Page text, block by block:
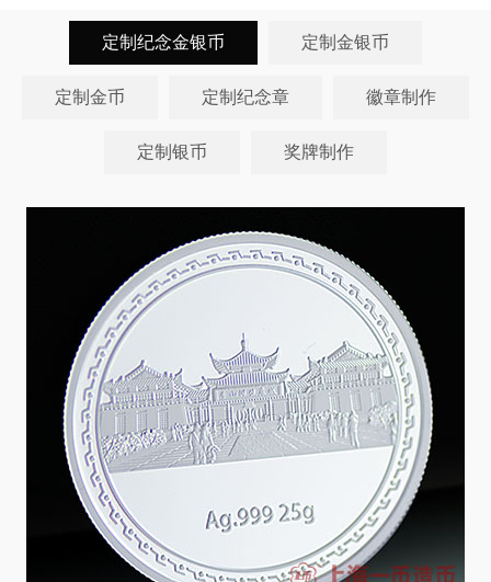
定制纪念金银币 定制金银币
定制金币 定制纪念章 徽章制作
定制银币 奖牌制作